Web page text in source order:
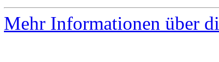
Mehr Informationen über